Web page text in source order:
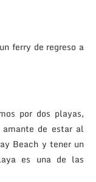
ferry de regreso a
por dos playas,
de estar al
Beach y tener un
es una de las